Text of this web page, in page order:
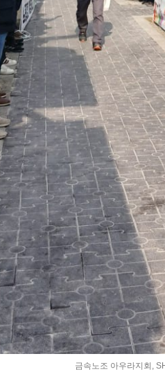
금속노조 아우라지회,